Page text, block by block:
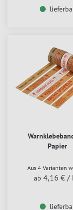
Papier
Aus 4 Varianten
ab 4,16 € /